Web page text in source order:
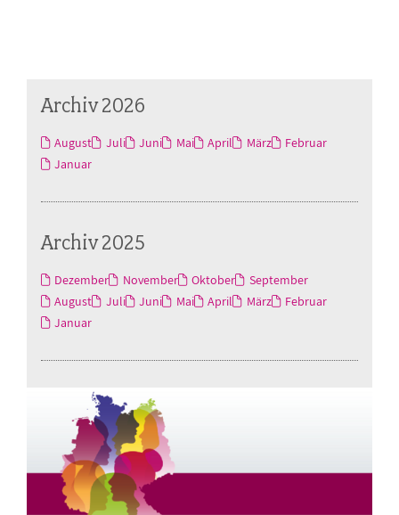
Archiv 2026
August Juli Juni Mai April März
Februar
Januar
Archiv 2025
Dezember November Oktober
September
August
Juli Juni Mai April März
Februar
Januar